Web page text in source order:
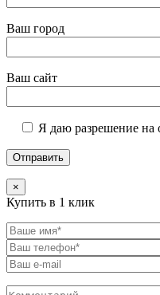
Ваш город
Ваш сайт
Я даю разрешение на
×
Купить в 1 клик